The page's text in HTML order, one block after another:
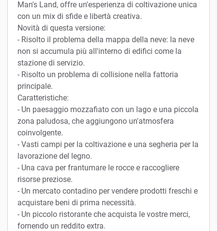
Man's Land, offre un'esperienza di coltivazione unica
con un mix di sfide e libertà creativa.
Novità di questa versione:
- Risolto il problema della mappa della neve: la neve
non si accumula più all'interno di edifici come la
stazione di servizio.
- Risolto un problema di collisione nella fattoria
principale.
Caratteristiche:
- Un paesaggio mozzafiato con un lago e una piccola
zona paludosa, che aggiungono un'atmosfera
coinvolgente.
- Vasti campi per la coltivazione e una segheria per la
lavorazione del legno.
- Una cava per frantumare le rocce e raccogliere
risorse preziose.
- Un mercato contadino per vendere prodotti freschi e
acquistare beni di prima necessità.
- Un piccolo ristorante che acquista le vostre merci,
fornendo un reddito extra.